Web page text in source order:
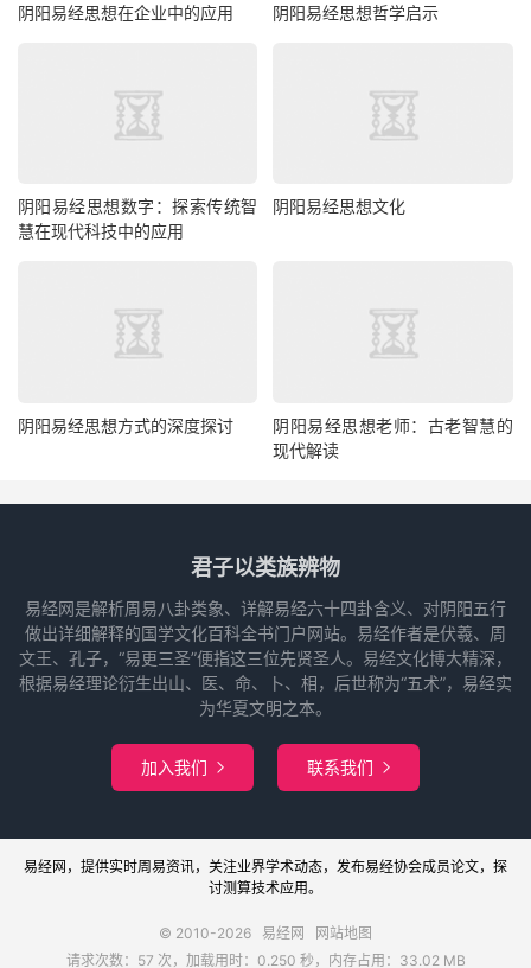
阴阳易经思想在企业中的应用 阴阳易经思想哲学启示
阴阳易经思想数字：探索传统智
慧在现代科技中的应用
阴阳易经思想文化
阴阳易经思想方式的深度探讨
阴阳易经思想老师：古老智慧的
现代解读
君子以类族辨物
易经网是解析周易八卦类象、详解易经六十四卦含义、对阴阳五行
做出详细解释的国学文化百科全书门户网站。易经作者是伏羲、周
文王、孔子，“易更三圣”便指这三位先贤圣人。易经文化博大精深，
根据易经理论衍生出山、医、命、卜、相，后世称为“五术”，易经实
为华夏文明之本。
加入我们  联系我们 
易经网 ，提供实时周易资讯，关注业界学术动态，发布易经协会成员论文，探
讨测算技术应用。
© 2010-2026 易经网
网站地图
请求次数：57 次，加载用时：0.250 秒，内存占用：33.02 MB